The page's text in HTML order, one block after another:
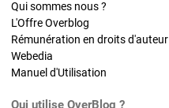
Qui sommes nous ?
L'Offre Overblog
Rémunération en droits d'auteur
Webedia
Manuel d'Utilisation
Qui utilise OverBlog ?